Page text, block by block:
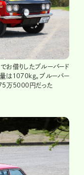
でお借りしたブルーバード
は1070kg。ブルーバー
万5000円だった